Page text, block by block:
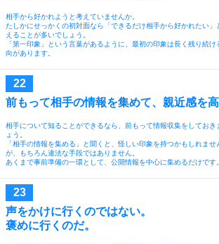
相手から好かれようと考えていませんか。
たしかにせっかくの初対面なら「できるだけ相手から好かれたい」
えることが多いでしょう。
「第一印象」という言葉があるように、最初の印象は長く残り続け
向があります。
前もって相手の情報を集めて、親近感を高
相手について知ることができるなら、前もって情報収集をしておき
ょう。
「相手の情報を集める」と聞くと、怪しい印象を持つかもしれませ
が、もちろん違法な手段ではありません。
あくまで事前準備の一環として、公開情報を中心に集めるだけです。
声をかけに行くのではない。
褒めに行くのだ。